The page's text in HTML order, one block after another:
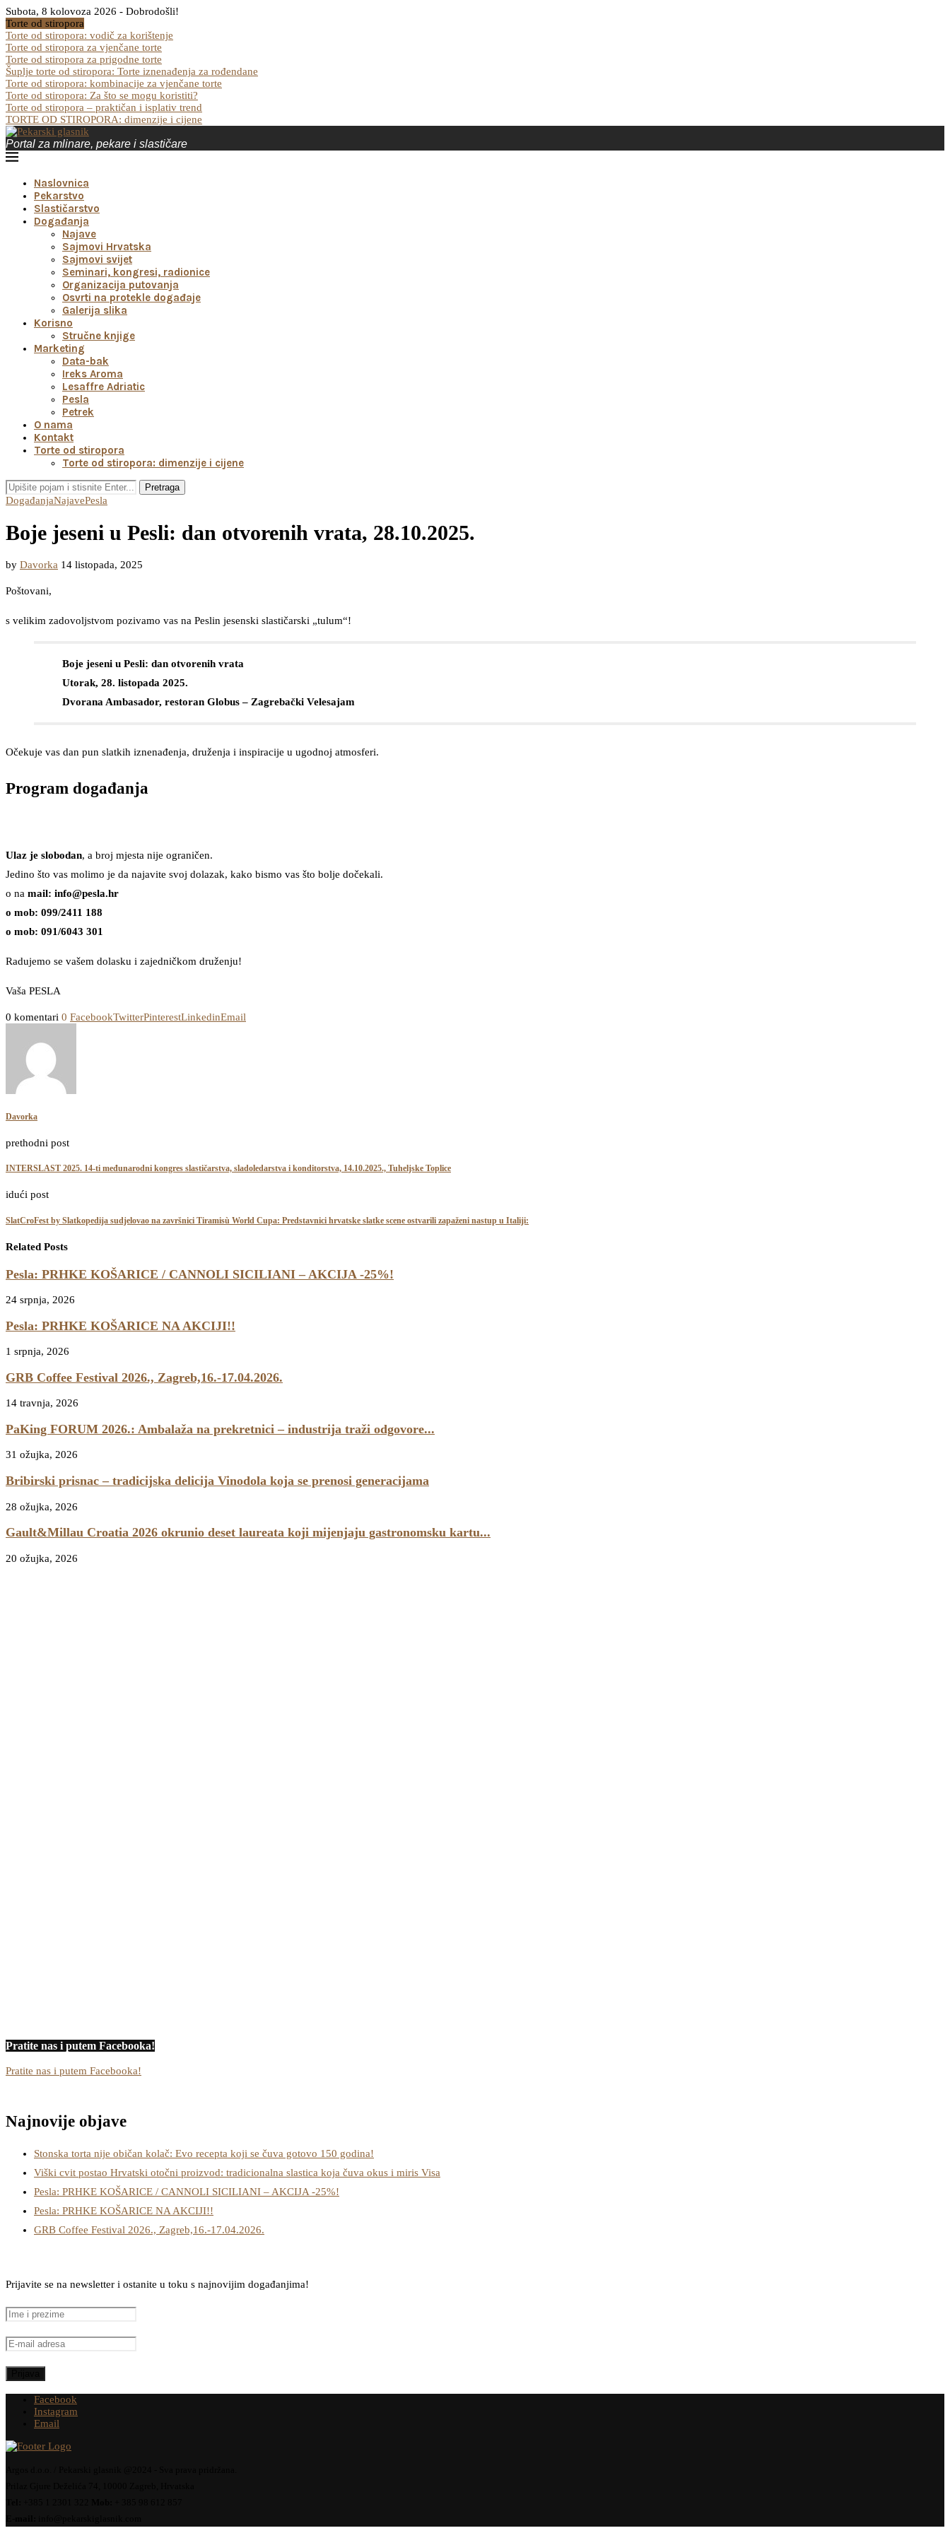
Subota, 8 kolovoza 2026 - Dobrodošli!
Torte od stiropora
Torte od stiropora: vodič za korištenje
Torte od stiropora za vjenčane torte
Torte od stiropora za prigodne torte
Šuplje torte od stiropora: Torte iznenađenja za rođendane
Torte od stiropora: kombinacije za vjenčane torte
Torte od stiropora: Za što se mogu koristiti?
Torte od stiropora – praktičan i isplativ trend
TORTE OD STIROPORA: dimenzije i cijene
Portal za mlinare, pekare i slastičare
Naslovnica
Pekarstvo
Slastičarstvo
Događanja
Najave
Sajmovi Hrvatska
Sajmovi svijet
Seminari, kongresi, radionice
Organizacija putovanja
Osvrti na protekle događaje
Galerija slika
Korisno
Stručne knjige
Marketing
Data-bak
Ireks Aroma
Lesaffre Adriatic
Pesla
Petrek
O nama
Kontakt
Torte od stiropora
Torte od stiropora: dimenzije i cijene
Pretraga
DogađanjaNajavePesla
Boje jeseni u Pesli: dan otvorenih vrata, 28.10.2025.
by Davorka 14 listopada, 2025
Poštovani,
s velikim zadovoljstvom pozivamo vas na Peslin jesenski slastičarski „tulum“!
Boje jeseni u Pesli: dan otvorenih vrata
Utorak, 28. listopada 2025.
Dvorana Ambasador, restoran Globus – Zagrebački Velesajam
Očekuje vas dan pun slatkih iznenađenja, druženja i inspiracije u ugodnoj atmosferi.
Program događanja
Ulaz je slobodan, a broj mjesta nije ograničen.
Jedino što vas molimo je da najavite svoj dolazak, kako bismo vas što bolje dočekali.
o na mail: info@pesla.hr
o mob: 099/2411 188
o mob: 091/6043 301
Radujemo se vašem dolasku i zajedničkom druženju!
Vaša PESLA
0 komentari 0 FacebookTwitterPinterestLinkedinEmail
Davorka
prethodni post
INTERSLAST 2025. 14-ti međunarodni kongres slastičarstva, sladoledarstva i konditorstva, 14.10.2025., Tuheljske Toplice
idući post
SlatCroFest by Slatkopedija sudjelovao na završnici Tiramisù World Cupa: Predstavnici hrvatske slatke scene ostvarili zapaženi nastup u Italiji:
Related Posts
Pesla: PRHKE KOŠARICE / CANNOLI SICILIANI – AKCIJA -25%!
24 srpnja, 2026
Pesla: PRHKE KOŠARICE NA AKCIJI!!
1 srpnja, 2026
GRB Coffee Festival 2026., Zagreb,16.-17.04.2026.
14 travnja, 2026
PaKing FORUM 2026.: Ambalaža na prekretnici – industrija traži odgovore...
31 ožujka, 2026
Bribirski prisnac – tradicijska delicija Vinodola koja se prenosi generacijama
28 ožujka, 2026
Gault&Millau Croatia 2026 okrunio deset laureata koji mijenjaju gastronomsku kartu...
20 ožujka, 2026
Pratite nas i putem Facebooka!
Pratite nas i putem Facebooka!
Najnovije objave
Stonska torta nije običan kolač: Evo recepta koji se čuva gotovo 150 godina!
Viški cvit postao Hrvatski otočni proizvod: tradicionalna slastica koja čuva okus i miris Visa
Pesla: PRHKE KOŠARICE / CANNOLI SICILIANI – AKCIJA -25%!
Pesla: PRHKE KOŠARICE NA AKCIJI!!
GRB Coffee Festival 2026., Zagreb,16.-17.04.2026.
Prijavite se na newsletter i ostanite u toku s najnovijim događanjima!
Facebook
Instagram
Email